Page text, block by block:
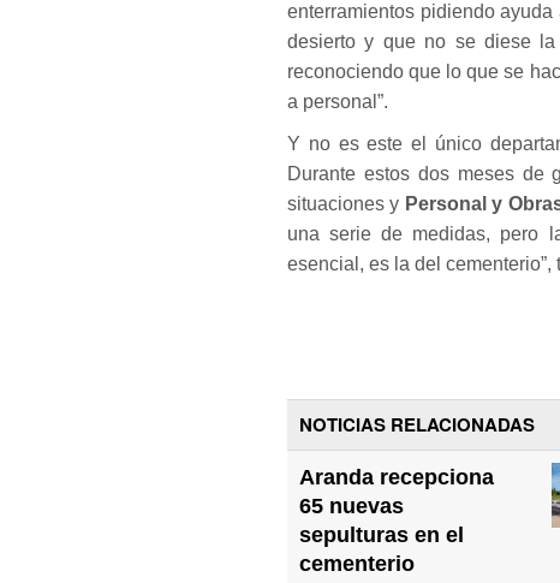
enterramientos pidiendo
desierto y que no se diese la
reconociendo que lo que se
a personal”.
Y no es este el único
Durante estos dos meses de
situaciones y Personal y
una serie de medidas, pero
esencial, es la del cementerio”,
NOTICIAS RELACIONADAS
Aranda recepciona
65 nuevas
sepulturas en el
cementerio